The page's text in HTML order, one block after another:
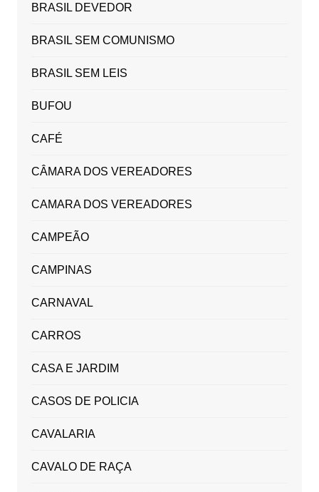
BRASIL DEVEDOR
BRASIL SEM COMUNISMO
BRASIL SEM LEIS
BUFOU
CAFÉ
CÂMARA DOS VEREADORES
CAMARA DOS VEREADORES
CAMPEÃO
CAMPINAS
CARNAVAL
CARROS
CASA E JARDIM
CASOS DE POLICIA
CAVALARIA
CAVALO DE RAÇA